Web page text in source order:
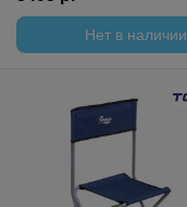
Нет в наличии